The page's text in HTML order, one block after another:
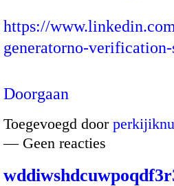
https://
generatorno-
Doorgaan
Toegevoegd door perkijiknu
— Geen reacties